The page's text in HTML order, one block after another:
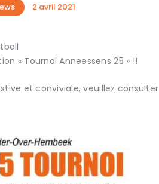
2 avril 2021
« Tournoi Anneessens 25 » !!
et conviviale, veuillez consulter